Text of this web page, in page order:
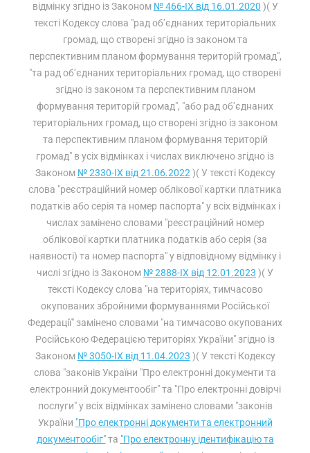
відмінку згідно із Законом № 466-IX від 16.01.2020 )( У
тексті Кодексу слова "рад об’єднаних територіальних
громад, що створені згідно із законом та
перспективним планом формування територій громад",
"та рад об’єднаних територіальних громад, що створені
згідно із законом та перспективним планом
формування територій громад", "або рад об’єднаних
територіальних громад, що створені згідно із законом
та перспективним планом формування територій
громад" в усіх відмінках і числах виключено згідно із
Законом № 2330-IX від 21.06.2022 )( У тексті Кодексу
слова "реєстраційний номер облікової картки платника
податків або серія та номер паспорта" у всіх відмінках і
числах замінено словами "реєстраційний номер
облікової картки платника податків або серія (за
наявності) та номер паспорта" у відповідному відмінку і
числі згідно із Законом № 2888-IX від 12.01.2023 )( У
тексті Кодексу слова "на територіях, тимчасово
окупованих збройними формуваннями Російської
Федерації" замінено словами "на тимчасово окупованих
Російською Федерацією територіях України" згідно із
Законом № 3050-IX від 11.04.2023 )( У тексті Кодексу
слова "законів України "Про електронні документи та
електронний документообіг" та "Про електронні довірчі
послуги" у всіх відмінках замінено словами "законів
України "Про електронні документи та електронний
документообіг"та "Про електронну ідентифікацію та